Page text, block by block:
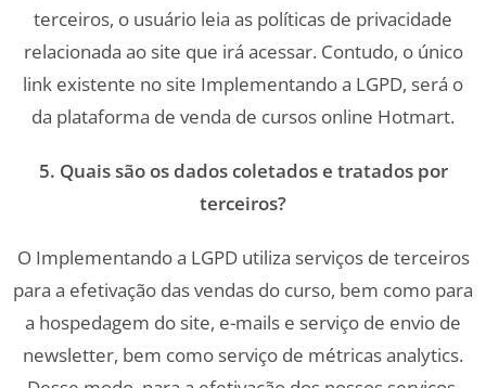
terceiros, o usuário leia as políticas de privacidade
relacionada ao site que irá acessar. Contudo, o único
link existente no site Implementando a LGPD, será o
da plataforma de venda de cursos online Hotmart.
5. Quais são os dados coletados e tratados por
terceiros?
O Implementando a LGPD utiliza serviços de terceiros
para a efetivação das vendas do curso, bem como para
a hospedagem do site, e-mails e serviço de envio de
newsletter, bem como serviço de métricas analytics.